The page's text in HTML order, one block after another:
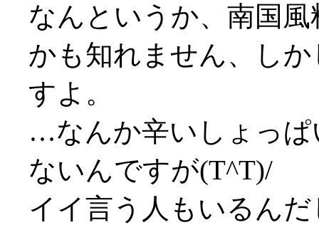
なんというか、南国
かも知れません、し
すよ。
…なんか辛いしょっぱ
ないんですが(T^T)/
イイ言う人もいるん